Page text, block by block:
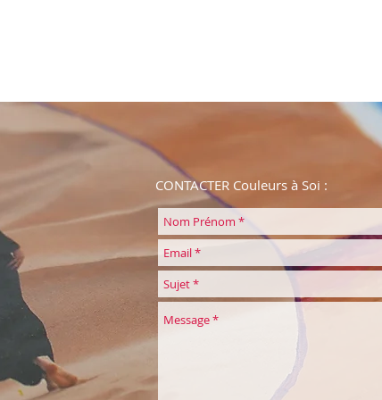
CONTACTER Couleurs à Soi :